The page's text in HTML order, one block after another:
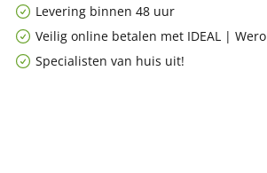
Levering binnen 48 uur
Veilig online betalen met IDEAL | Wero
Specialisten van huis uit!